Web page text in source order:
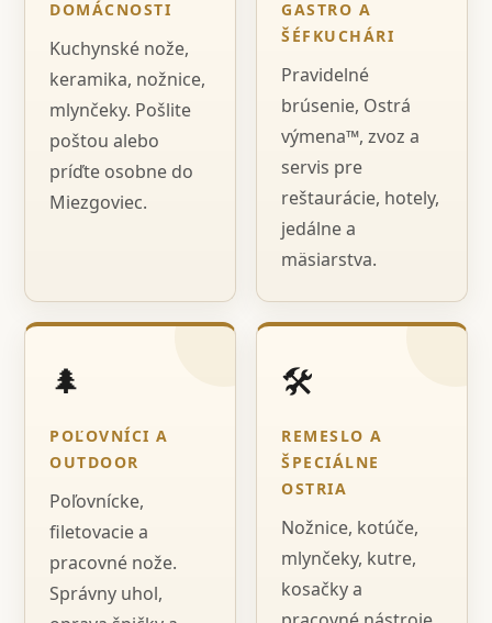
DOMÁCNOSTI
Kuchynské nože,
keramika, nožnice,
mlynčeky. Pošlite
poštou alebo
príďte osobne do
Miezgoviec.
GASTRO A
ŠÉFKUCHÁRI
Pravidelné
brúsenie, Ostrá
výmena™, zvoz a
servis pre
reštaurácie, hotely,
jedálne a
mäsiarstva.
🌲
POĽOVNÍCI A
OUTDOOR
Poľovnícke,
filetovacie a
pracovné nože.
Správny uhol,
🛠️
REMESLO A
ŠPECIÁLNE
OSTRIA
Nožnice, kotúče,
mlynčeky, kutre,
kosačky a